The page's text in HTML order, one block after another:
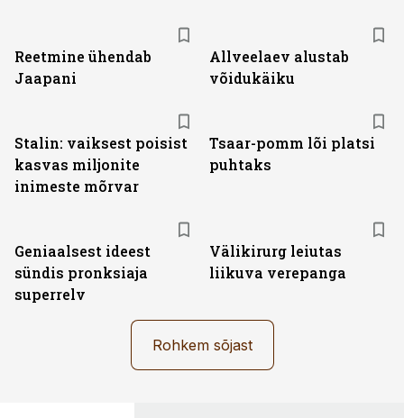
Reetmine ühendab
Jaapani
Allveelaev alustab
võidukäiku
Stalin: vaiksest poisist
kasvas miljonite
inimeste mõrvar
Tsaar-pomm lõi platsi
puhtaks
Geniaalsest ideest
sündis pronksiaja
superrelv
Välikirurg leiutas
liikuva verepanga
Rohkem sõjast